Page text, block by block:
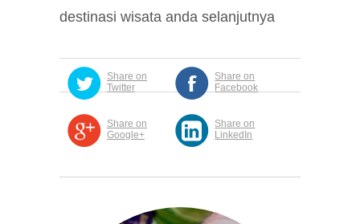
destinasi wisata anda selanjutnya
Share on
Facebook
Share on
Twitter
Share on
Google+
Share on
LinkedIn